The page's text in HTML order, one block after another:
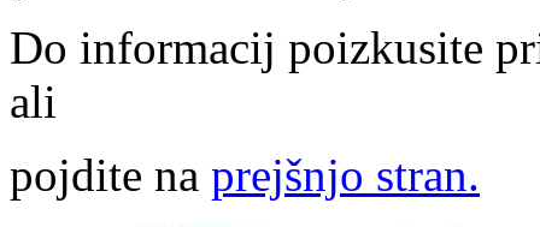
Do informacij poizkusite
ali
pojdite na prejšnjo stran.